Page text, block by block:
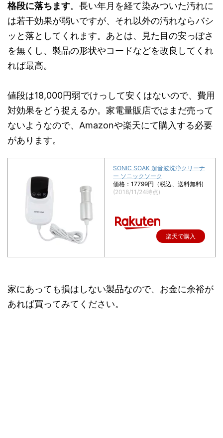
格段に落ちます。長い年月を経て染みついた汚れに
は若干効果が弱いですが、それ以外の汚れならバシ
ッと落としてくれます。あとは、見た目の安っぽさ
を無くし、製品の形状やコードなどを改良してくれ
れば最高。
値段は18,000円弱でけっして安くはないので、費用
対効果をどう捉えるか。家電量販店ではまだ売って
ないようなので、Amazonや楽天にて購入する必要
があります。
SONIC SOAK 超音波洗浄クリーナ
ー ソニックソーク
価格：17799円（税込、送料無料)
(2018/11/24時点)
楽天で購入
家にあっても損はしない製品なので、お金に余裕が
あれば買ってみてください。